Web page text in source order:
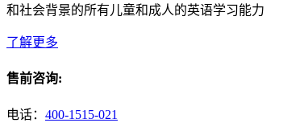
和社会背景的所有儿童和成人的英语学习能力
了解更多
售前咨询:
电话： 400-1515-021